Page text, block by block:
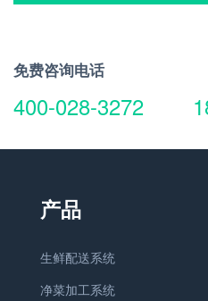
免费咨询电话
400-028-3272
生鲜配送系统
净菜加工系统